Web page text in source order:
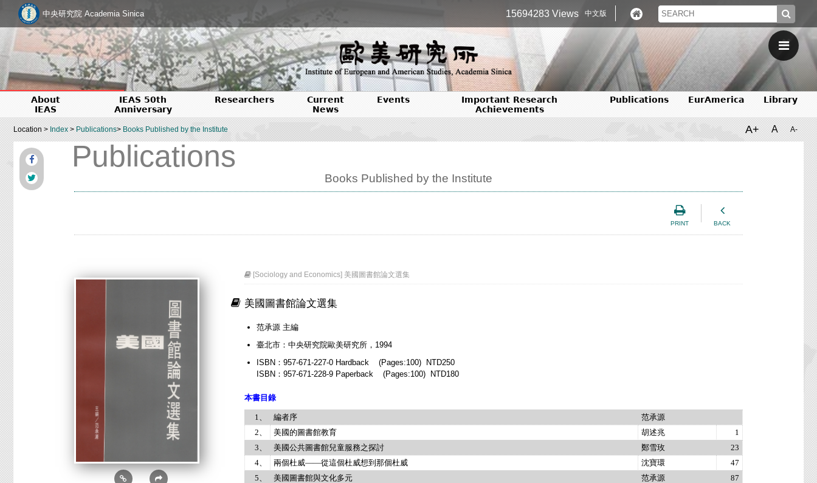
中央研究院 Academia Sinica 15694283 Views 中文版
About
IEAS
IEAS 50th
Anniversary
Researchers
Current
News
Events
Important Research
Achievements
Publications EurAmerica Library
Location >Index>Publications>Books Published by the Institute A+ A A-
Publications
Books Published by the Institute
PRINT BACK
[Sociology and Economics] 美國圖書館論文選集
美國圖書館論文選集
范承源 主編
臺北市：中央研究院歐美研究所，1994
ISBN：957-671-227-0 Hardback (Pages:100) NTD250
ISBN：957-671-228-9 Paperback (Pages:100) NTD180
本書目錄
1、 編者序
范承源
2、
美國的圖書館教育 胡述兆
1
3、
美國公共圖書館兒童服務之探討 鄭雪玫
23
4、
兩個杜威——從這個杜威想到那個杜威 沈寶環
47
5、
美國圖書館與文化多元 范承源
87